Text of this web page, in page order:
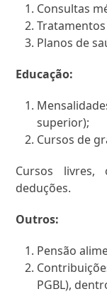
Consultas
Planos de
Educação:
superior);
Cursos de
Cursos
deduções.
Outros:
Pensão
PGBL),